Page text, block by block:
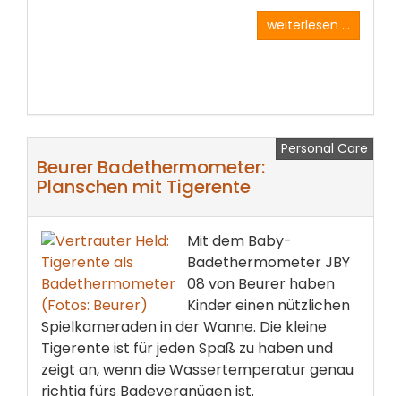
weiterlesen ...
Personal Care
Beurer Badethermometer:
Planschen mit Tigerente
Mit dem Baby-
Badethermometer JBY
08 von Beurer haben
Kinder einen nützlichen
Spielkameraden in der Wanne. Die kleine
Tigerente ist für jeden Spaß zu haben und
zeigt an, wenn die Wassertemperatur genau
richtig fürs Badevergnügen ist.